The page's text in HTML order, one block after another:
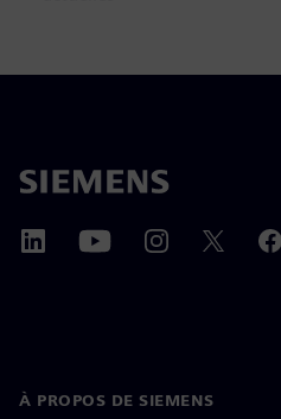
À PROPOS DE SIEMENS